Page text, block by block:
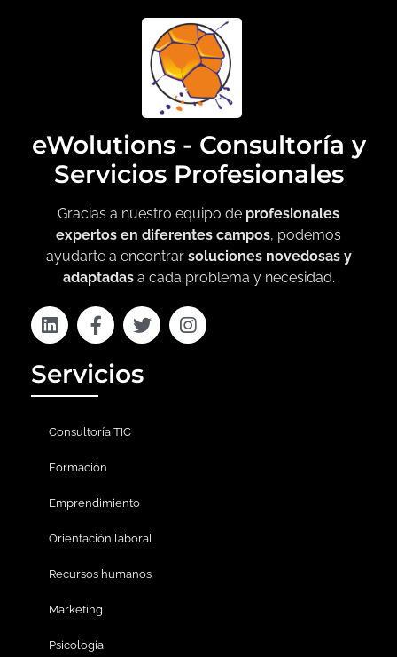
eWolutions - Consultoría y
Servicios Profesionales
Gracias a nuestro equipo de profesionales
expertos en diferentes campos, podemos
ayudarte a encontrar soluciones novedosas y
adaptadasa cada problema y necesidad.
Servicios
Consultoría TIC
Formación
Emprendimiento
Orientación laboral
Recursos humanos
Marketing
Psicología